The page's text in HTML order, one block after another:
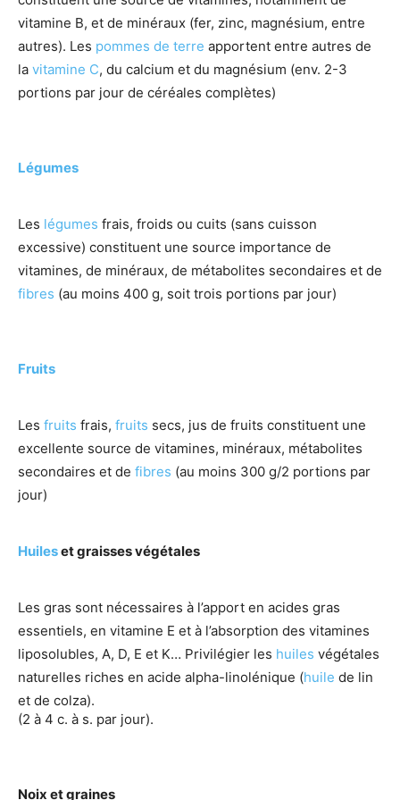
vitamine B, et de minéraux (fer, zinc, magnésium, entre
autres). Les pommes de terre apportent entre autres de
la vitamine C, du calcium et du magnésium (env. 2-3
portions par jour de céréales complètes)
Légumes
Les légumes frais, froids ou cuits (sans cuisson
excessive) constituent une source importance de
vitamines, de minéraux, de métabolites secondaires et de
fibres (au moins 400 g, soit trois portions par jour)
Fruits
Les fruits frais, fruits secs, jus de fruits constituent une
excellente source de vitamines, minéraux, métabolites
secondaires et de fibres (au moins 300 g/2 portions par
jour)
Huileset graisses végétales
Les gras sont nécessaires à l’apport en acides gras
essentiels, en vitamine E et à l’absorption des vitamines
liposolubles, A, D, E et K… Privilégier les huiles végétales
naturelles riches en acide alpha-linolénique (huile de lin
et de colza).
(2 à 4 c. à s. par jour).
Noix et graines